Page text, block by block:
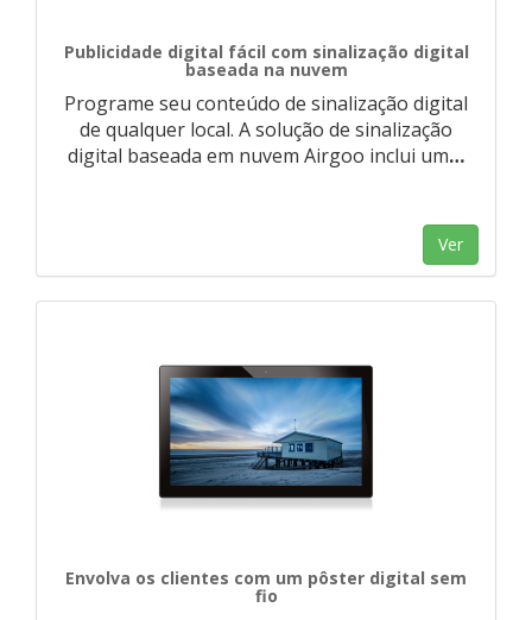
Publicidade digital fácil com sinalização digital
baseada na nuvem
Programe seu conteúdo de sinalização digital
de qualquer local. A solução de sinalização
digital baseada em nuvem Airgoo inclui um…
Ver
Envolva os clientes com um pôster digital sem
fio